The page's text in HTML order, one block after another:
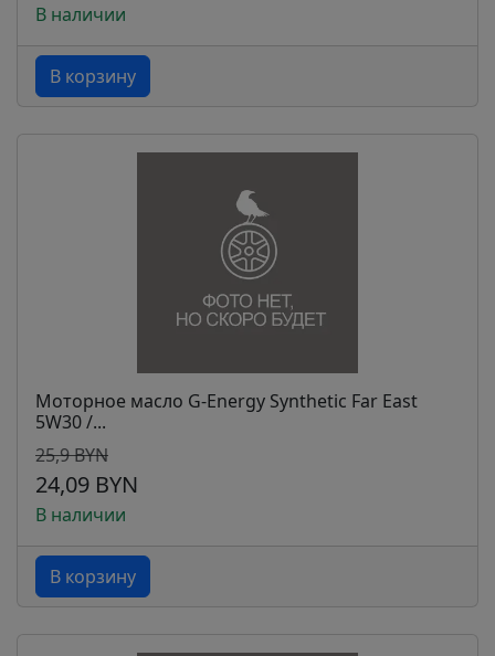
В наличии
В корзину
Моторное масло G-Energy Synthetic Far East
5W30 /...
25,9 BYN
24,09 BYN
В наличии
В корзину